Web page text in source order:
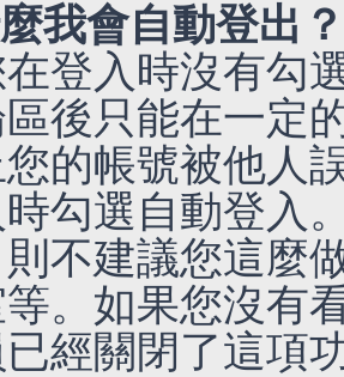
我會自動登出？
登入時沒有勾
區後只能在一定
的帳號被他人
勾選自動登入
不建議您這麼
。如果您沒有
經關閉了這項